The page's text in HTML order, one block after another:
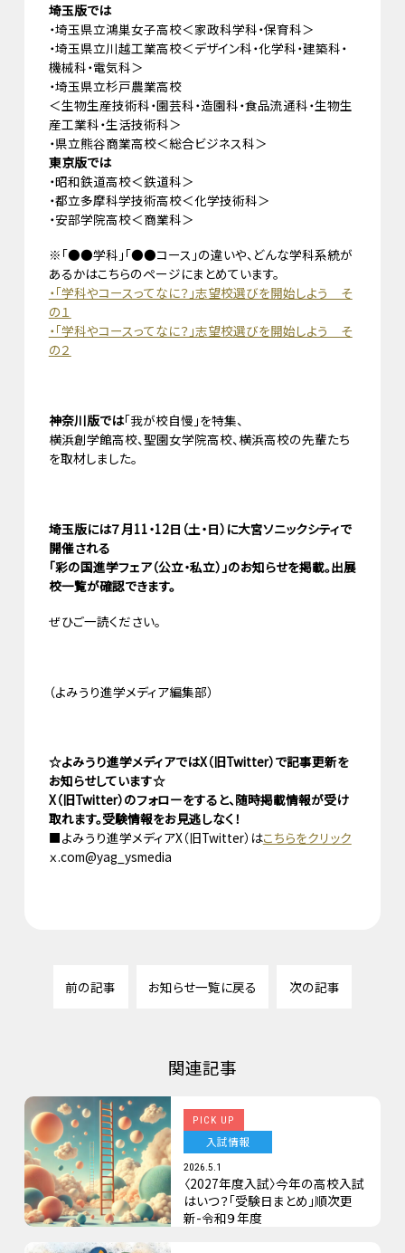
埼玉版では
・埼玉県立鴻巣女子高校＜家政科学科・保育科＞
・埼玉県立川越工業高校＜デザイン科・化学科・建築科・
機械科・電気科＞
・埼玉県立杉戸農業高校
＜生物生産技術科・園芸科・造園科・食品流通科・生物生
産工業科・生活技術科＞
・県立熊谷商業高校＜総合ビジネス科＞
東京版では
・昭和鉄道高校＜鉄道科＞
・都立多摩科学技術高校＜化学技術科＞
・安部学院高校＜商業科＞
※「●●学科」「●●コース」の違いや、どんな学科系統が
あるかはこちらのページにまとめています。
・「学科やコースってなに？」志望校選びを開始しよう そ
の１
・「学科やコースってなに？」志望校選びを開始しよう そ
の２
神奈川版では「我が校自慢」を特集、
横浜創学館高校、聖園女学院高校、横浜高校の先輩たち
を取材しました。
埼玉版には７月11・12日（土・日）に大宮ソニックシティで
開催される
「彩の国進学フェア（公立・私立）」のお知らせを掲載。出展
校一覧が確認できます。
ぜひご一読ください。
（よみうり進学メディア編集部）
☆よみうり進学メディアではX（旧Twitter）で記事更新を
お知らせしています☆
X（旧Twitter）のフォローをすると、随時掲載情報が受け
取れます。受験情報をお見逃しなく！
■よみうり進学メディアX（旧Twitter）はこちらをクリック
ｘ.com@yag_ysmedia
前の記事 お知らせ一覧に戻る 次の記事
関連記事
PICK UP
入試情報
2026.5.1
〈2027年度入試〉今年の高校入試
はいつ？「受験日まとめ」順次更
新-令和９年度